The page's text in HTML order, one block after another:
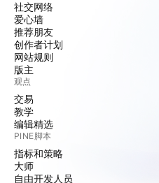
社交网络
爱心墙
推荐朋友
创作者计划
网站规则
版主
观点
交易
教学
编辑精选
PINE脚本
指标和策略
大师
自由开发人员